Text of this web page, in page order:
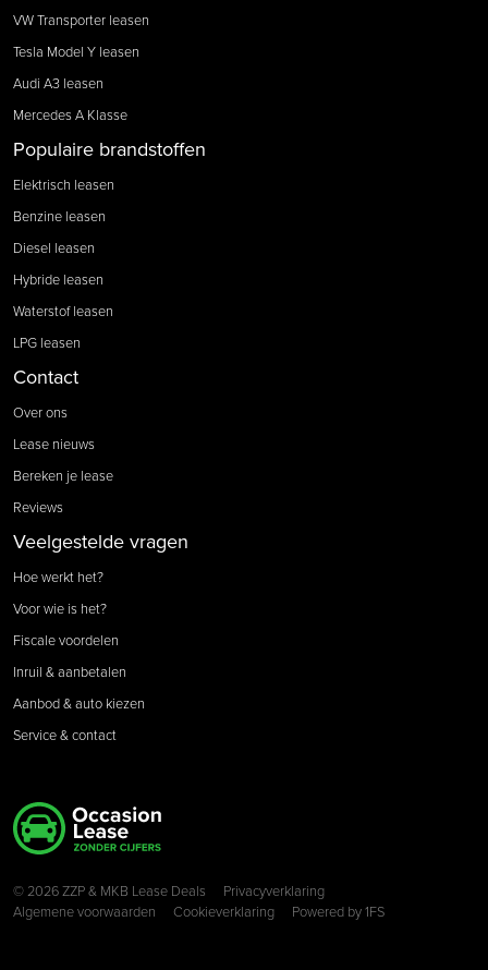
VW Transporter leasen
Tesla Model Y leasen
Audi A3 leasen
Mercedes A Klasse
Populaire brandstoffen
Elektrisch leasen
Benzine leasen
Diesel leasen
Hybride leasen
Waterstof leasen
LPG leasen
Contact
Over ons
Lease nieuws
Bereken je lease
Reviews
Veelgestelde vragen
Hoe werkt het?
Voor wie is het?
Fiscale voordelen
Inruil & aanbetalen
Aanbod & auto kiezen
Service & contact
Copyright navigation
© 2026 ZZP & MKB Lease Deals
Privacyverklaring
Algemene voorwaarden
Cookieverklaring Powered by1FS